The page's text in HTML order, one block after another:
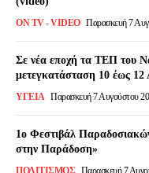
ON TV - VIDEO Παρασκευή 7
Σε νέα εποχή τα ΤΕΠ του
μετεγκατάσταση 10 έως 12
ΥΓΕΙΑ Παρασκευή 7 Αυγούστου
1ο Φεστιβάλ
στην Παράδοση»